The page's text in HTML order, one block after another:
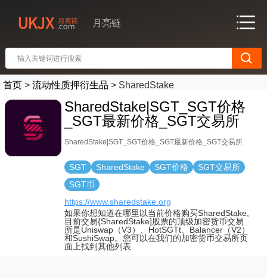
月亮链
首页 > 流动性质押衍生品 > SharedStake
SharedStake|SGT_SGT价格
_SGT最新价格_SGT交易所
SharedStake|SGT_SGT价格_SGT最新价格_SGT交易所
SGT SharedStake SGT价格
SGT交易所
SGT币
https://www.sharedstake.org
如果你想知道在哪里以当前价格购买SharedStake,
目前交易{SharedStake]股票的顶级加密货币交易
所是Uniswap（V3）、HotSGTt、Balancer（V2）
和SushiSwap。您可以在我们的加密货币交易所页
面上找到其他列表.